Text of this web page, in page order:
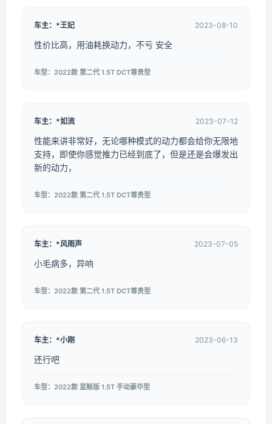
车主：*王妃 2023-08-10
性价比高，用油耗换动力，不亏 安全
车型：2022款 第二代 1.5T DCT尊贵型
车主：*如流 2023-07-12
性能来讲非常好，无论哪种模式的动力都会给你无限地
支持，即使你感觉推力已经到底了，但是还是会爆发出
新的动力，
车型：2022款 第二代 1.5T DCT尊贵型
车主：*风雨声 2023-07-05
小毛病多，异响
车型：2022款 第二代 1.5T DCT尊贵型
车主：*小刚 2023-06-13
还行吧
车型：2022款 蓝鲸版 1.5T 手动豪华型